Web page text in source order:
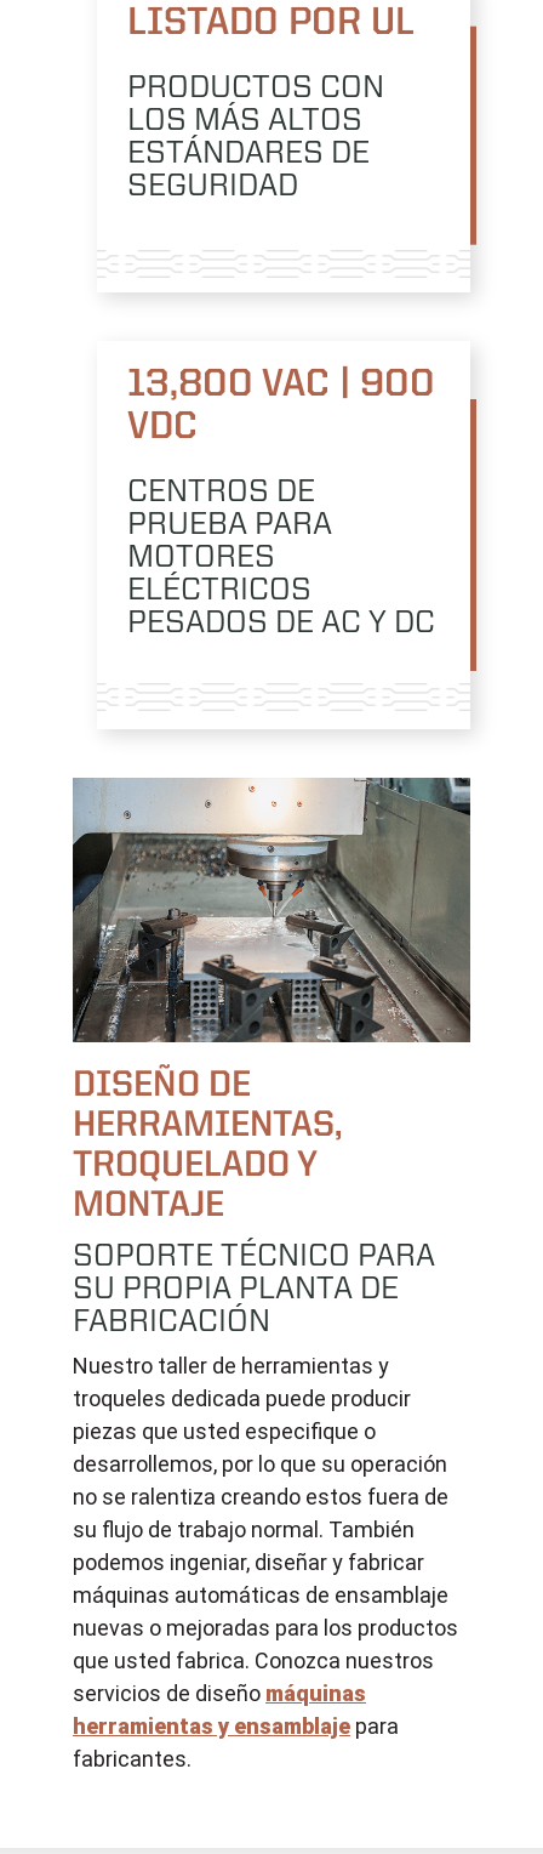
LISTADO POR UL
PRODUCTOS CON
LOS MÁS ALTOS
ESTÁNDARES DE
SEGURIDAD
13,800 VAC | 900
VDC
CENTROS DE
PRUEBA PARA
MOTORES
ELÉCTRICOS
PESADOS DE AC Y DC
DISEÑO DE
HERRAMIENTAS,
TROQUELADO Y
MONTAJE
SOPORTE TÉCNICO PARA
SU PROPIA PLANTA DE
FABRICACIÓN
Nuestro taller de herramientas y
troqueles dedicada puede producir
piezas que usted especifique o
desarrollemos, por lo que su operación
no se ralentiza creando estos fuera de
su flujo de trabajo normal. También
podemos ingeniar, diseñar y fabricar
máquinas automáticas de ensamblaje
nuevas o mejoradas para los productos
que usted fabrica. Conozca nuestros
servicios de diseño máquinas
herramientas y ensamblaje para
fabricantes.